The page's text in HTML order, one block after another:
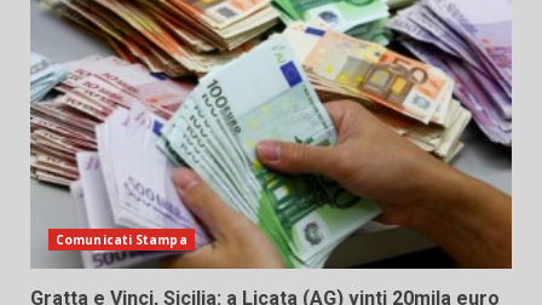
Comunicati Stampa
Gratta e Vinci, Sicilia: a Licata (AG) vinti 20mila euro